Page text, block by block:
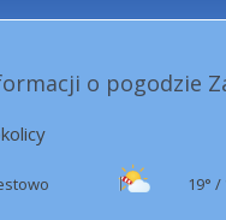
o pogodzie
19° /